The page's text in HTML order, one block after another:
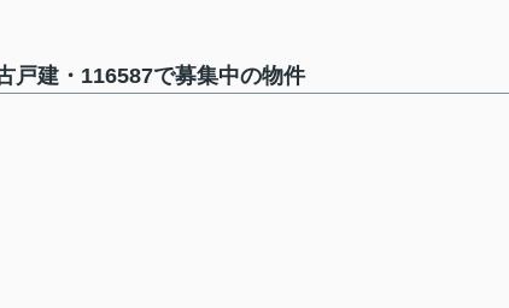
戸建・116587で募集中の物件